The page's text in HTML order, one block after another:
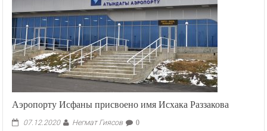
Аэропорту Исфаны присвоено имя Исхака Раззакова
07.12.2020 Негмат Гиясов 0